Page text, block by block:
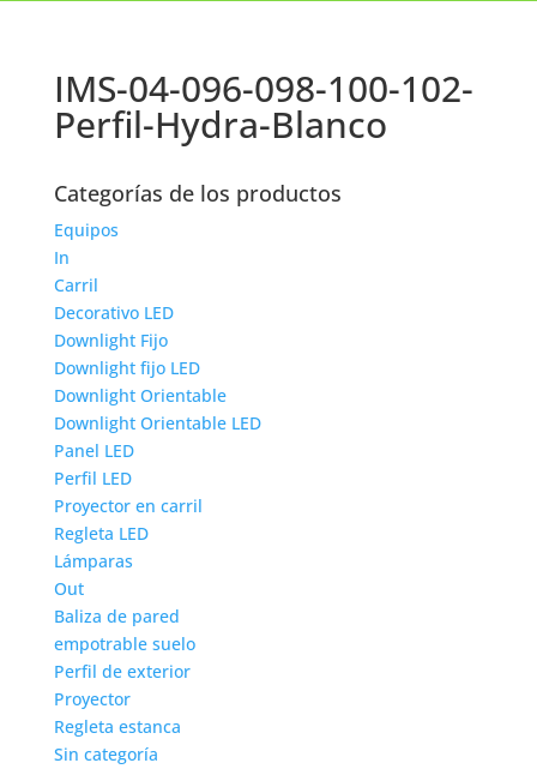
IMS-04-096-098-100-102-
Perfil-Hydra-Blanco
Categorías de los productos
Equipos
In
Carril
Decorativo LED
Downlight Fijo
Downlight fijo LED
Downlight Orientable
Downlight Orientable LED
Panel LED
Perfil LED
Proyector en carril
Regleta LED
Lámparas
Out
Baliza de pared
empotrable suelo
Perfil de exterior
Proyector
Regleta estanca
Sin categoría